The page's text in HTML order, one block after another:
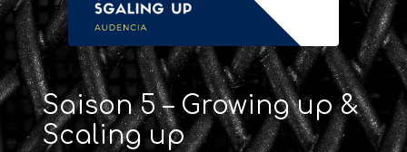
Saison 5 – Growing up &
Scaling up